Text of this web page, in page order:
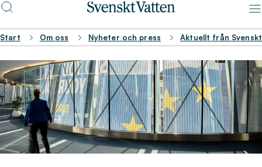
Start Om oss Nyheter och press Aktuellt från